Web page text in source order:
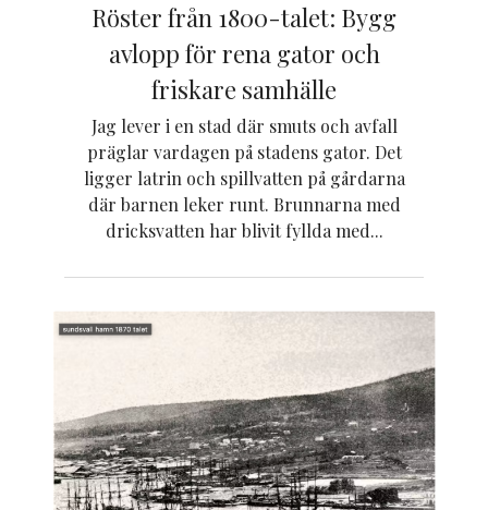
Röster från 1800-talet: Bygg
avlopp för rena gator och
friskare samhälle
Jag lever i en stad där smuts och avfall
präglar vardagen på stadens gator. Det
ligger latrin och spillvatten på gårdarna
där barnen leker runt. Brunnarna med
dricksvatten har blivit fyllda med...